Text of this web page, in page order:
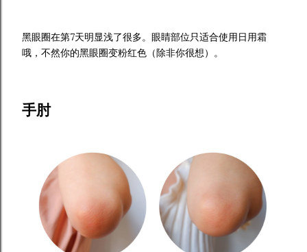
黑眼圈在第7天明显浅了很多。眼睛部位只适合使用日用霜
哦，不然你的黑眼圈变粉红色（除非你很想）。
手肘